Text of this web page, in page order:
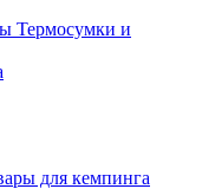
Термосумки и
для кемпинга